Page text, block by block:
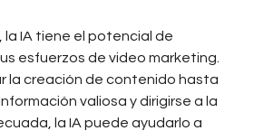
la IA tiene el potencial de
esfuerzos de video marketing.
la creación de contenido hasta
valiosa y dirigirse a la
la IA puede ayudarlo a